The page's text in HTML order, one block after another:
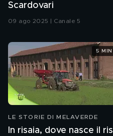
Scardovari
09 ago 2025 | Canale 5
LE STORIE DI MELAVERDE
In risaia, dove nasce il
5 MIN